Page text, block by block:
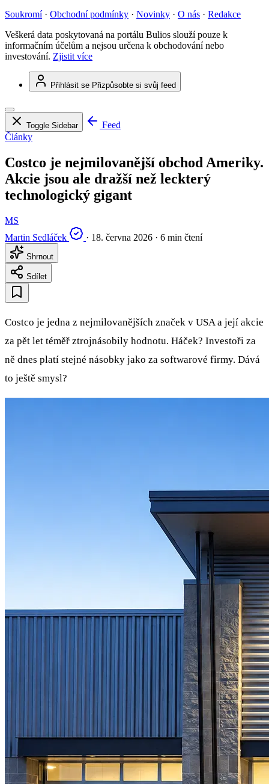
Soukromí · Obchodní podmínky · Novinky · O nás · Redakce
Veškerá data poskytovaná na portálu Bulios slouží pouze k
informačním účelům a nejsou určena k obchodování nebo
investování. Zjistit více
Přihlásit se Přizpůsobte si svůj feed
Toggle Sidebar
Feed
Články
Costco je nejmilovanější obchod Ameriky.
Akcie jsou ale dražší než leckterý
technologický gigant
MS
Martin Sedláček
· 18. června 2026 · 6 min čtení
Shrnout
Sdílet
Costco je jedna z nejmilovanějších značek v USA a její akcie
za pět let téměř ztrojnásobily hodnotu. Háček? Investoři za
ně dnes platí stejné násobky jako za softwarové firmy. Dává
to ještě smysl?